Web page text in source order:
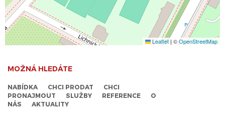
Leaflet | ©OpenStreetMap
MOŽNÁ HLEDÁTE
NABÍDKA CHCI PRODAT
CHCI
PRONAJMOUT
SLUŽBY REFERENCE
O
NÁS
AKTUALITY